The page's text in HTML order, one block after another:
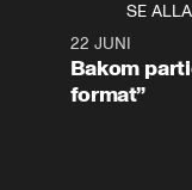
SE ALLA
22 JUNI
Bakom
format”